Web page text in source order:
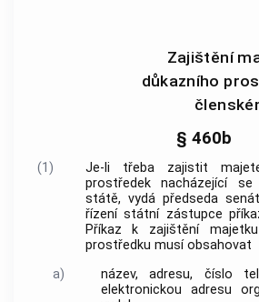
Zajištění
důkazního
§ 460b
(1)
Je-li třeba zajistit
prostředek nacházející se
státě, vydá předseda
řízení státní zástupce
Příkaz k zajištění
prostředku musí obsahovat
a)
název, adresu, číslo
elektronickou adresu